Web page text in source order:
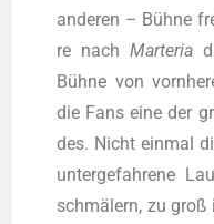
ande­ren – Büh­ne
re nach Mar­te­ria
Büh­ne von
die Fans eine der
des. Nicht ein­mal
un­ter­ge­fah­re­ne
schmä­lern, zu